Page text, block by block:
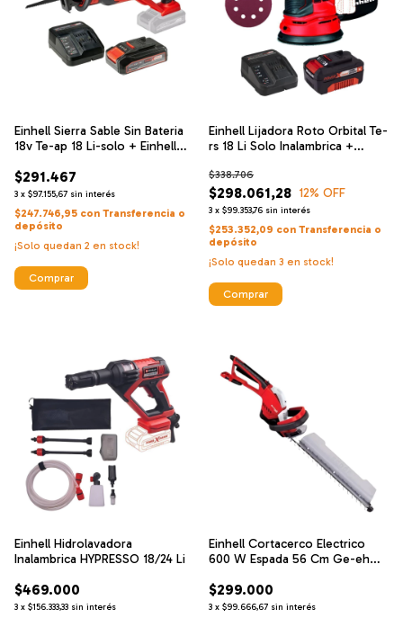
Einhell Sierra Sable Sin Bateria
18v Te-ap 18 Li-solo + Einhell
Bateria 18 V 2.5 Ah
$291.467
3 x $97.155,67 sin interés
$247.746,95 con Transferencia o
depósito
¡Solo quedan 2 en stock!
Einhell Lijadora Roto Orbital Te-
rs 18 Li Solo Inalambrica +
Velocidad Y Bateria 18 V 4 Ah
$298.061,28
$338.706
12% OFF
3 x $99.353,76 sin interés
$253.352,09 con Transferencia o
depósito
¡Solo quedan 3 en stock!
Einhell Hidrolavadora
Inalambrica HYPRESSO 18/24 Li
$469.000
3 x $156.333,33 sin interés
Einhell Cortacerco Electrico
600 W Espada 56 Cm Ge-eh
$299.000
3 x $99.666,67 sin interés